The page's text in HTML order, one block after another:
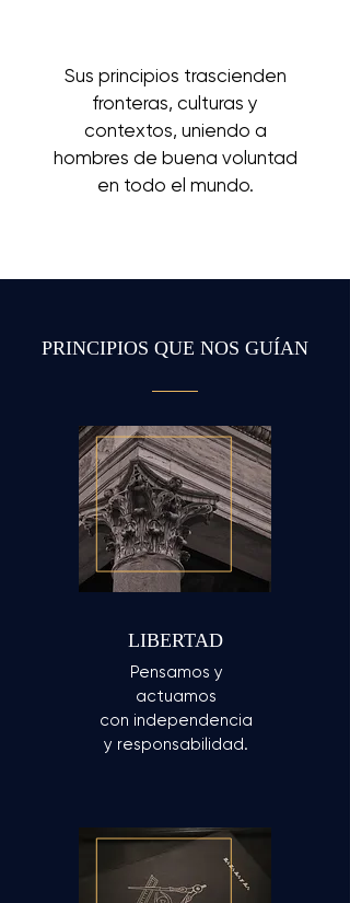
Sus principios trascienden
fronteras, culturas y
contextos, uniendo a
hombres de buena voluntad
en todo el mundo.
PRINCIPIOS QUE NOS GUÍAN
Pensamos y
actuamos
con independencia
y responsabilidad.
LIBERTAD